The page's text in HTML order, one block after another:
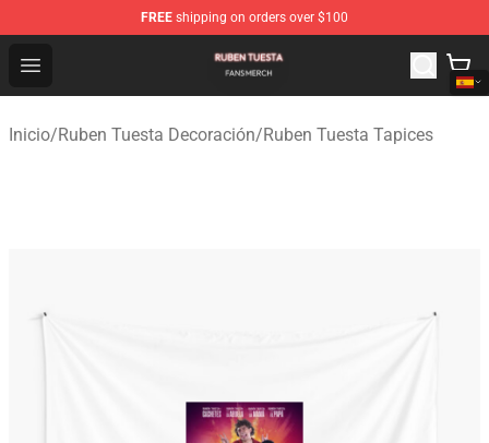
FREE shipping on orders over $100
Open menu
Ruben Tuesta Shop - Official Ruben Tuesta Merchandise
Inicio/Ruben Tuesta Decoración/Ruben Tuesta Tapices